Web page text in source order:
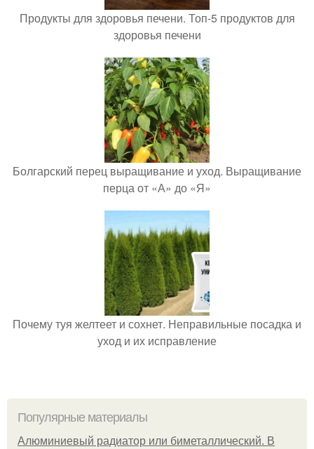
Продукты для здоровья печени. Топ-5 продуктов для
здоровья печени
Болгарский перец выращивание и уход. Выращивание
перца от «А» до «Я»
Почему туя желтеет и сохнет. Неправильные посадка и
уход и их исправление
Популярные материалы
Алюминиевый радиатор или биметаллический. В